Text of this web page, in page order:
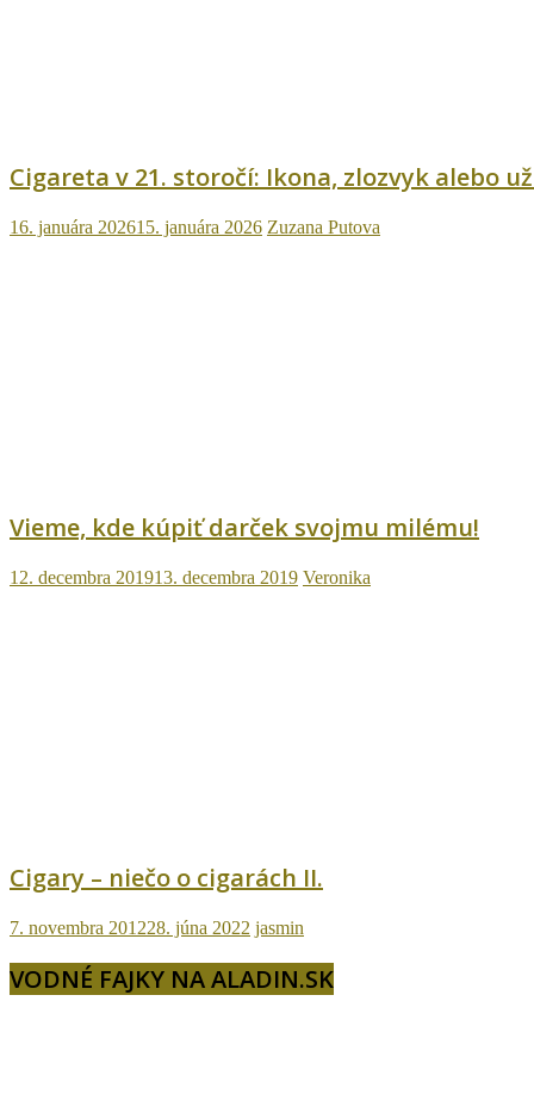
Cigareta v 21. storočí: Ikona, zlozvyk alebo
16. januára 202615. januára 2026 Zuzana Putova
Vieme, kde kúpiť darček svojmu milému!
12. decembra 201913. decembra 2019 Veronika
Cigary – niečo o cigarách II.
7. novembra 201228. júna 2022 jasmin
VODNÉ FAJKY NA ALADIN.SK